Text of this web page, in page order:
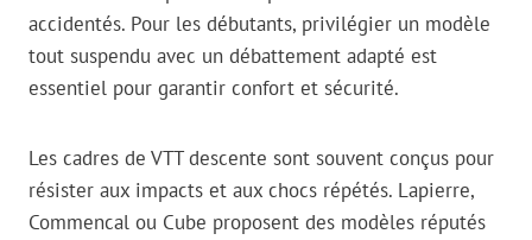
accidentés. Pour les débutants, privilégier un modèle
tout suspendu avec un débattement adapté est
essentiel pour garantir confort et sécurité.
Les cadres de VTT descente sont souvent conçus pour
résister aux impacts et aux chocs répétés. Lapierre,
Commencal ou Cube proposent des modèles réputés